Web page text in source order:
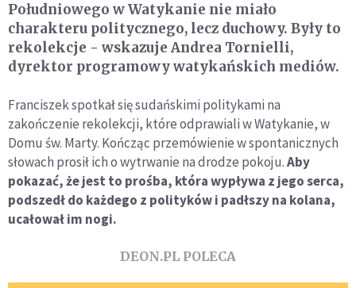
Południowego w Watykanie nie miało
charakteru politycznego, lecz duchowy. Były to
rekolekcje - wskazuje Andrea Tornielli,
dyrektor programowy watykańskich mediów.
Franciszek spotkał się sudańskimi politykami na
zakończenie rekolekcji, które odprawiali w Watykanie, w
Domu św. Marty. Kończąc przemówienie w spontanicznych
słowach prosił ich o wytrwanie na drodze pokoju.Aby
pokazać, że jest to prośba, która wypływa z jego serca,
podszedł do każdego z polityków i padłszy na kolana,
ucałował im nogi.
DEON.PL POLECA